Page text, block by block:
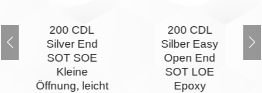
200 CDL
Silber Easy
Open End
SOT LOE
Epoxy
Einfache
Open-End-
Verpackung
für
Getränkedosen